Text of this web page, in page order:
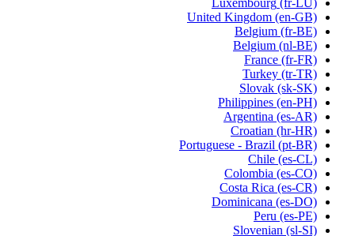
Luxembourg (fr-LU)
United Kingdom (en-GB)
Belgium (fr-BE)
Belgium (nl-BE)
France (fr-FR)
Turkey (tr-TR)
Slovak (sk-SK)
Philippines (en-PH)
Argentina (es-AR)
Croatian (hr-HR)
Portuguese - Brazil (pt-BR)
Chile (es-CL)
Colombia (es-CO)
Costa Rica (es-CR)
Dominicana (es-DO)
Peru (es-PE)
Slovenian (sl-SI)